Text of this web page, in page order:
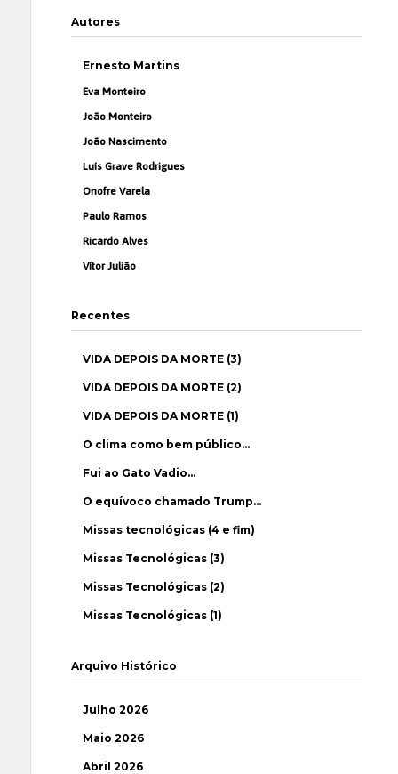
Autores
Ernesto Martins
Eva Monteiro
João Monteiro
João Nascimento
Luís Grave Rodrigues
Onofre Varela
Paulo Ramos
Ricardo Alves
Vítor Julião
Recentes
VIDA DEPOIS DA MORTE (3)
VIDA DEPOIS DA MORTE (2)
VIDA DEPOIS DA MORTE (1)
O clima como bem público…
Fui ao Gato Vadio…
O equívoco chamado Trump…
Missas tecnológicas (4 e fim)
Missas Tecnológicas (3)
Missas Tecnológicas (2)
Missas Tecnológicas (1)
Arquivo Histórico
Julho 2026
Maio 2026
Abril 2026